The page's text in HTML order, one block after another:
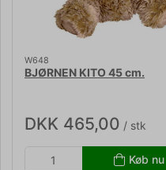
W648
BJØRNEN KITO 45 cm.
DKK 465,00 / stk
Køb nu